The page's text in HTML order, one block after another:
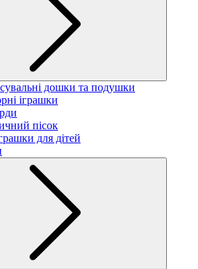
дошки та подушки
іграшки
пісок
для дітей